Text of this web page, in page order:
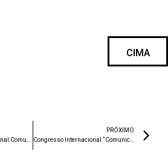
CIMA
IV Conferência Internacional Comunicar Ciência
PRÓXIMO
Congresso Internacional “Comunicação Comunitária e Jornalismo de Proximidade num Cenário de Infodemia”